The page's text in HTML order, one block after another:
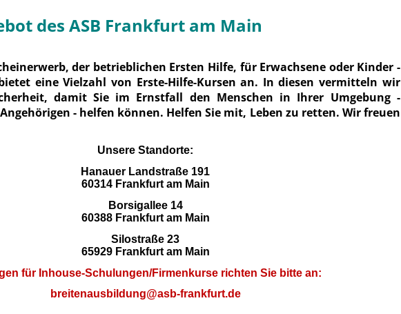
des ASB Frankfurt am Main
der betrieblichen Ersten Hilfe, für Erwachsene oder Kinder -
eine Vielzahl von Erste-Hilfe-Kursen an. In diesen vermitteln wir
damit Sie im Ernstfall den Menschen in Ihrer Umgebung -
- helfen können. Helfen Sie mit, Leben zu retten. Wir freuen
Unsere Standorte:
Hanauer Landstraße 191
60314 Frankfurt am Main
Borsigallee 14
60388 Frankfurt am Main
Silostraße 23
65929 Frankfurt am Main
für Inhouse-Schulungen/Firmenkurse richten Sie bitte an:
breitenausbildung@asb-frankfurt.de